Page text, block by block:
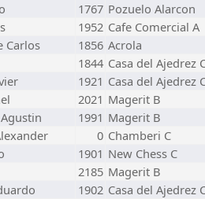
1767 Pozuelo Alarcon
1952 Cafe Comercial A
Carlos 1856 Acrola
1844 Casa del Ajedrez
1921 Casa del Ajedrez
2021 Magerit B
1991 Magerit B
0 Chamberi C
1901 New Chess C
2185 Magerit B
1902 Casa del Ajedrez